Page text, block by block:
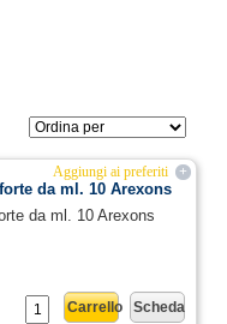
+
Aggiungi ai preferiti
da ml. 10 Arexons
da ml. 10 Arexons
Scheda
Carrello